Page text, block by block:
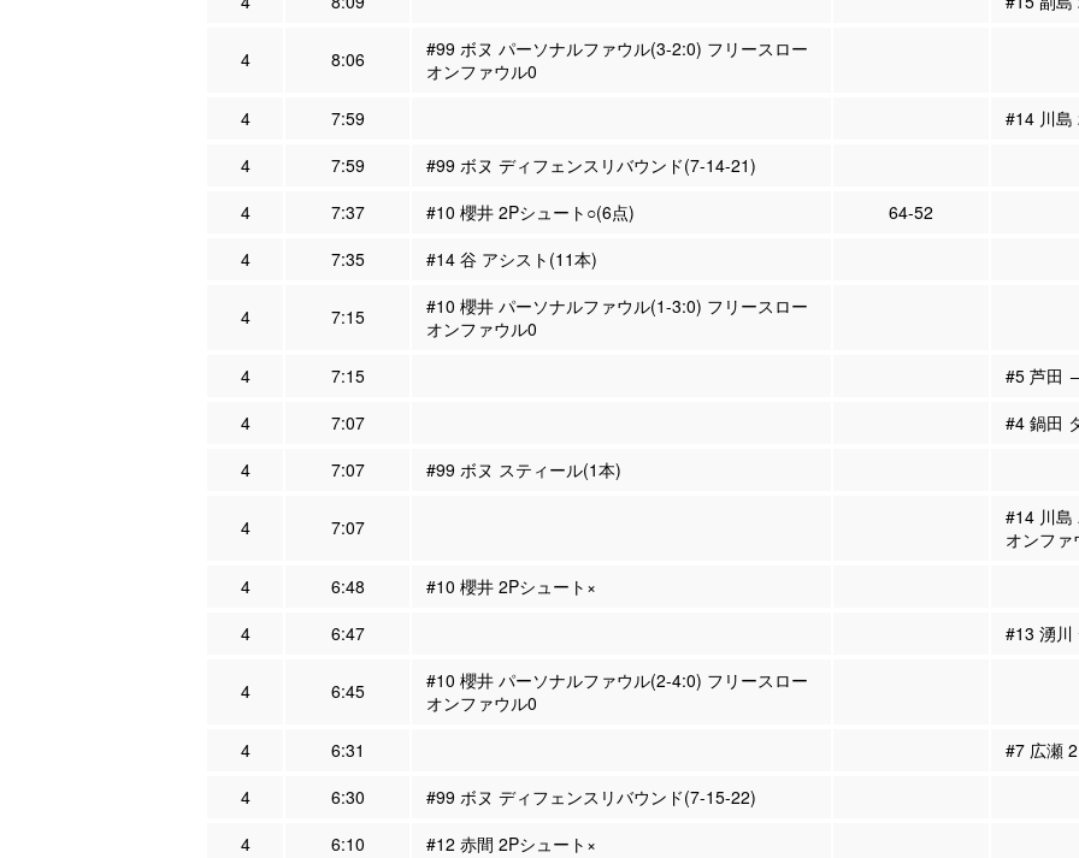
4 8:06
#99 ボヌ パーソナルファウル(3-2:0) フリースロー
オンファウル0
4
7:59
#14 川島
4
7:59
#99 ボヌ ディフェンスリバウンド(7-14-21)
4
7:37 #10 櫻井 2Pシュート○(6点)
64-52
4
7:35 #14 谷 アシスト(11本)
4 7:15
#10 櫻井 パーソナルファウル(1-3:0) フリースロー
オンファウル0
4
7:15
#5 芦田
4
7:07
#4 鍋田
4
7:07 #99 ボヌ スティール(1本)
4 7:07
#14 川島
オンファ
4
6:48
#10 櫻井 2Pシュート×
4
6:47 #13 湧川
4 6:45
#10 櫻井 パーソナルファウル(2-4:0) フリースロー
オンファウル0
4
6:31
#7 広瀬
4
6:30
#99 ボヌ ディフェンスリバウンド(7-15-22)
4
6:10
#12 赤間 2Pシュート×